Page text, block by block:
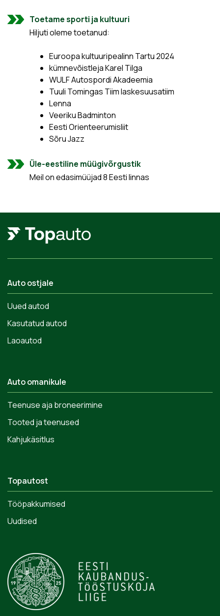
Toetame sporti ja kultuuri
Hiljuti oleme toetanud:
Euroopa kultuuripealinn Tartu 2024
kümnevõistleja Karel Tilga
WULF Autospordi Akadeemia
Tuuli Tomingas Tiim laskesuusatiim
Lenna
Veeriku Badminton
Eesti Orienteerumisliit
Sõru Jazz
Üle-eestiline müügivõrgustik
Meil on edasimüüjad 8 Eesti linnas
Auto ostjale
Uued autod
Kasutatud autod
Laoautod
Auto omanikule
Teenuse aja broneerimine
Tooted ja teenused
Kahjukäsitlus
Topautost
Tööpakkumised
Uudised